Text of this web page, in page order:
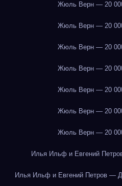
Жюль Верн — 20
Жюль Верн — 20
Жюль Верн — 20
Жюль Верн — 20
Жюль Верн — 20
Жюль Верн — 20
Жюль Верн — 20
Илья Ильф и Евгений
Илья Ильф и Евгений Петров —